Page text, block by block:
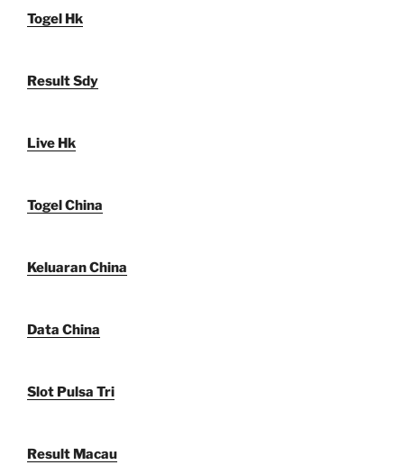
Togel Hk
Result Sdy
Live Hk
Togel China
Keluaran China
Data China
Slot Pulsa Tri
Result Macau